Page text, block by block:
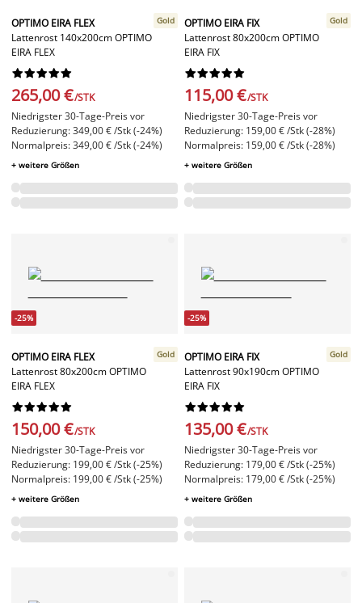
OPTIMO EIRA FLEX
Lattenrost 140x200cm OPTIMO
EIRA FLEX
Gold






265,00 €/STK
Niedrigster 30-Tage-Preis vor
Reduzierung: 349,00 € /Stk (-24%)
Normalpreis: 349,00 € /Stk (-24%)
+ weitere Größen
OPTIMO EIRA FIX
Lattenrost 80x200cm OPTIMO
EIRA FIX
Gold






115,00 €/STK
Niedrigster 30-Tage-Preis vor
Reduzierung: 159,00 € /Stk (-28%)
Normalpreis: 159,00 € /Stk (-28%)
+ weitere Größen
-25%
OPTIMO EIRA FLEX
Lattenrost 80x200cm OPTIMO
EIRA FLEX
Gold






150,00 €/STK
Niedrigster 30-Tage-Preis vor
Reduzierung: 199,00 € /Stk (-25%)
Normalpreis: 199,00 € /Stk (-25%)
+ weitere Größen
-25%
OPTIMO EIRA FIX
Lattenrost 90x190cm OPTIMO
EIRA FIX
Gold






135,00 €/STK
Niedrigster 30-Tage-Preis vor
Reduzierung: 179,00 € /Stk (-25%)
Normalpreis: 179,00 € /Stk (-25%)
+ weitere Größen